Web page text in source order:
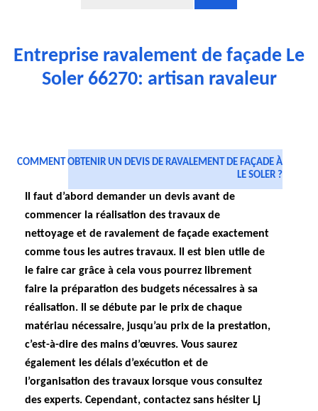
Entreprise ravalement de façade Le
Soler 66270: artisan ravaleur
COMMENT OBTENIR UN DEVIS DE RAVALEMENT DE FAÇADE À
LE SOLER ?
Il faut d’abord demander un devis avant de
commencer la réalisation des travaux de
nettoyage et de ravalement de façade exactement
comme tous les autres travaux. Il est bien utile de
le faire car grâce à cela vous pourrez librement
faire la préparation des budgets nécessaires à sa
réalisation. Il se débute par le prix de chaque
matériau nécessaire, jusqu’au prix de la prestation,
c’est-à-dire des mains d’œuvres. Vous saurez
également les délais d’exécution et de
l’organisation des travaux lorsque vous consultez
des experts. Cependant, contactez sans hésiter Lj